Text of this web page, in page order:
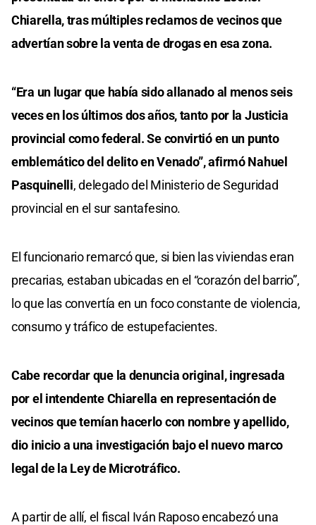
Chiarella, tras múltiples reclamos de vecinos que
advertían sobre la venta de drogas en esa zona.
“Era un lugar que había sido allanado al menos seis
veces en los últimos dos años, tanto por la Justicia
provincial como federal. Se convirtió en un punto
emblemático del delito en Venado”, afirmó Nahuel
Pasquinelli, delegado del Ministerio de Seguridad
provincial en el sur santafesino.
El funcionario remarcó que, si bien las viviendas eran
precarias, estaban ubicadas en el “corazón del barrio”,
lo que las convertía en un foco constante de violencia,
consumo y tráfico de estupefacientes.
Cabe recordar que la denuncia original, ingresada
por el intendente Chiarella en representación de
vecinos que temían hacerlo con nombre y apellido,
dio inicio a una investigación bajo el nuevo marco
legal de la Ley de Microtráfico.
A partir de allí, el fiscal Iván Raposo encabezó una